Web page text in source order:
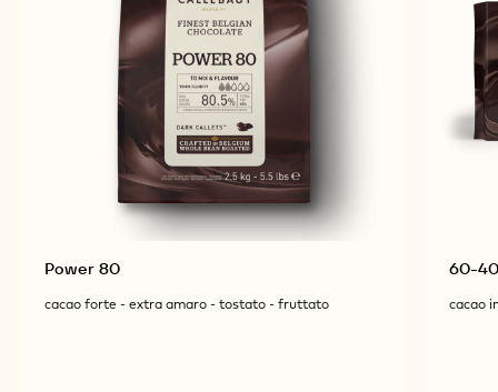
Power 80
cacao forte - extra amaro - tostato - fruttato
60-
cacao